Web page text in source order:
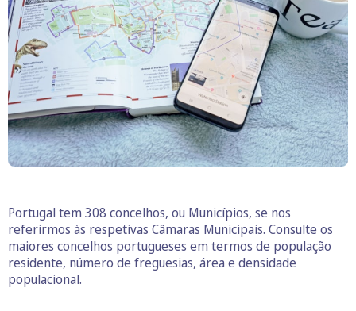
Portugal tem 308 concelhos, ou Municípios, se nos
referirmos às respetivas Câmaras Municipais. Consulte os
maiores concelhos portugueses em termos de população
residente, número de freguesias, área e densidade
populacional.